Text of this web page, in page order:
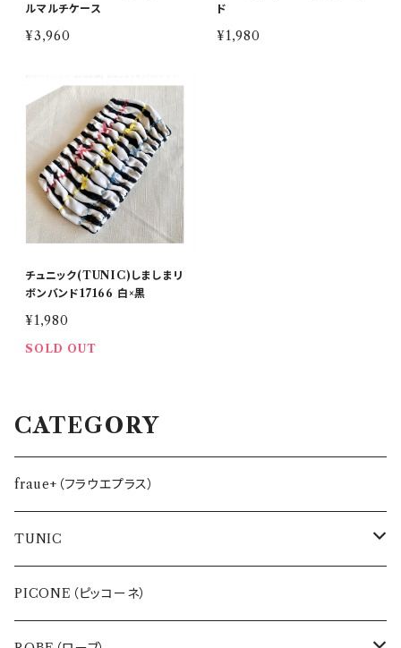
ルマルチケース
¥3,960
ド
¥1,980
チュニック(TUNIC)しましまリ
ボンバンド17166 白×黒
¥1,980
SOLD OUT
CATEGORY
fraue+（フラウエプラス）
TUNIC
インナー
PICONE（ピッコーネ）